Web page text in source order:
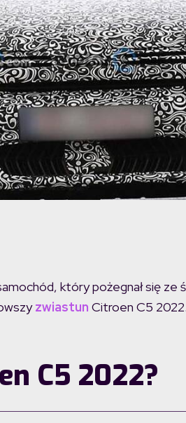
który pożegnał się ze
zwiastun Citroen C5 2022.
C5 2022?